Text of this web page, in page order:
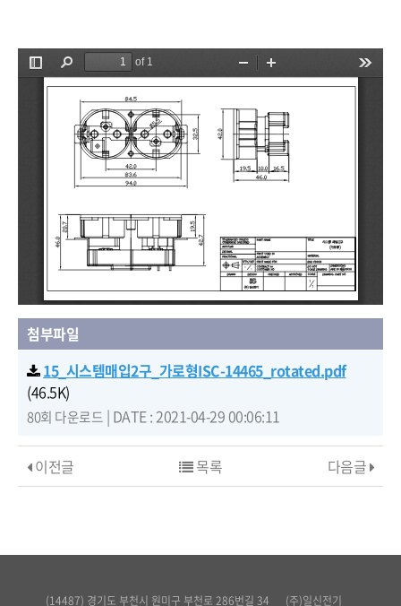
첨부파일
15_시스템매입2구_가로형ISC-14465_rotated.pdf
(46.5K)
80회 다운로드 | DATE : 2021-04-29 00:06:11
이전글 다음글
목록
(14487) 경기도 부천시 원미구 부천로 286번길 34 (주)일신전기